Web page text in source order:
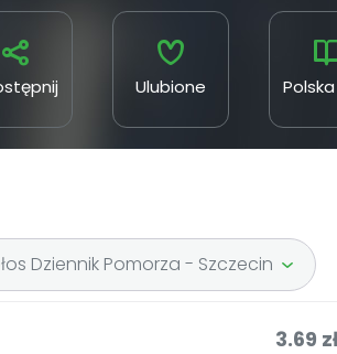
Ulubione
Dziennik Pomorza - Szczecin
3.69